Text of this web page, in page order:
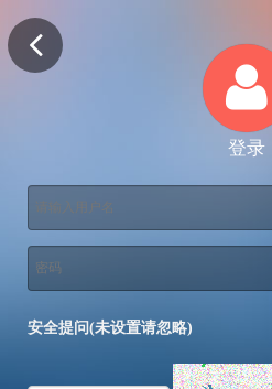
登录
安全提问(未设置请忽略)